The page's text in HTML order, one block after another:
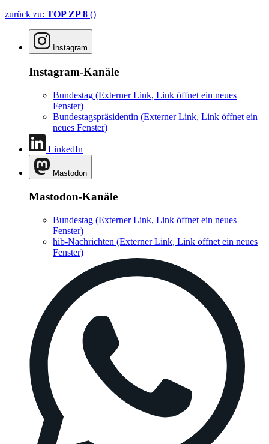
zurück zu: TOP ZP 8 ()
Instagram
Instagram-Kanäle
Bundestag (Externer Link, Link öffnet ein neues
Fenster)
Bundestagspräsidentin (Externer Link, Link öffnet ein
neues Fenster)
LinkedIn
Mastodon
Mastodon-Kanäle
Bundestag (Externer Link, Link öffnet ein neues
Fenster)
hib-Nachrichten (Externer Link, Link öffnet ein neues
Fenster)